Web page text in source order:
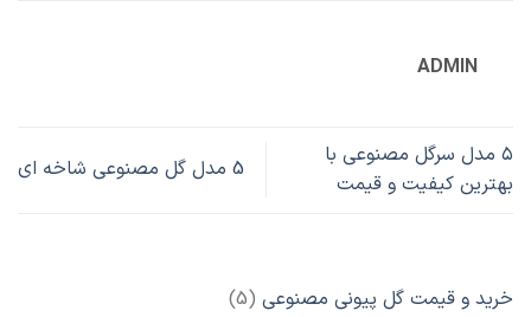
ADMIN
۵ مدل سرگل مصنوعی با
بهترین کیفیت و قیمت
5 مدل گل مصنوعی شاخه ای
خرید و قیمت گل پیونی مصنوعی 5
5